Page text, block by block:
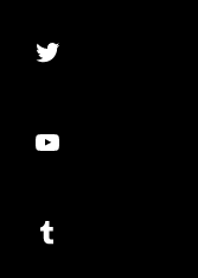
Twitter
YouTube
Tumblr